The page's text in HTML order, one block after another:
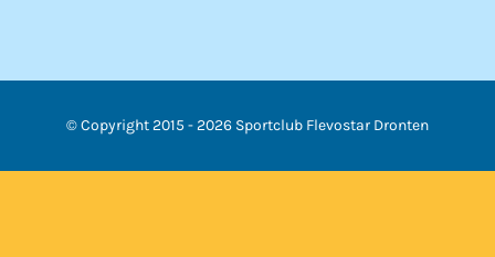
© Copyright 2015 -2026 Sportclub Flevostar Dronten